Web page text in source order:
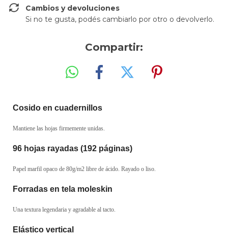
Cambios y devoluciones
Si no te gusta, podés cambiarlo por otro o devolverlo.
Compartir:
Cosido en cuadernillos
Mantiene las hojas firmemente unidas.
96 hojas rayadas (192 páginas)
Papel marfil opaco de 80g/m2 libre de ácido. Rayado o liso.
Forradas en tela moleskin
Una textura legendaria y agradable al tacto.
Elástico vertical